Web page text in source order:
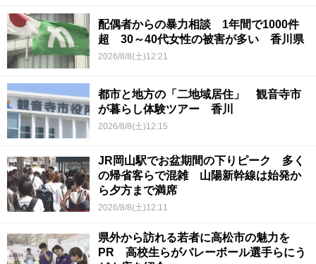
配偶者からの暴力相談 1年間で1000件
超 30～40代女性の被害が多い 香川県
2026/8/8(土)12:21
都市と地方の「二地域居住」 観音寺市
が暮らし体験ツアー 香川
2026/8/8(土)12:15
JR岡山駅でお盆期間の下りピーク 多く
の帰省客らで混雑 山陽新幹線は始発か
ら夕方まで満席
2026/8/8(土)12:11
県外から訪れる若者に高松市の魅力を
PR 高校生らがバレーボール選手らにう